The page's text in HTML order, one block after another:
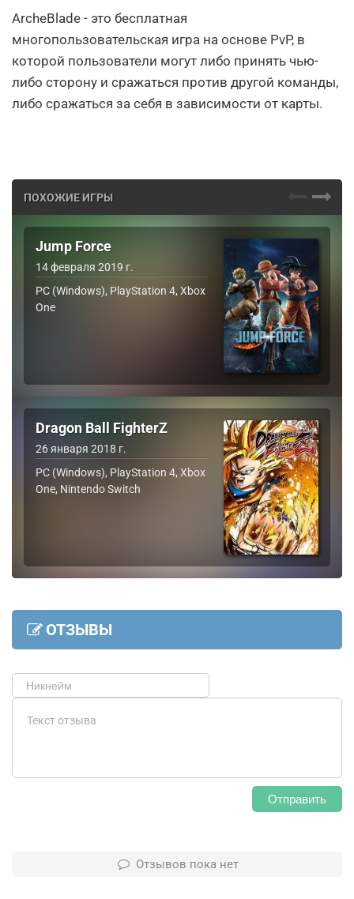
ArcheBlade - это бесплатная
многопользовательская игра на основе PvP, в
которой пользователи могут либо принять чью-
либо сторону и сражаться против другой команды,
либо сражаться за себя в зависимости от карты.
ПОХОЖИЕ ИГРЫ
Jump Force
14 февраля 2019 г.
PC (Windows), PlayStation 4, Xbox
One
Dragon Ball FighterZ
26 января 2018 г.
PC (Windows), PlayStation 4, Xbox
One, Nintendo Switch
ОТЗЫВЫ
Отправить
Отзывов пока нет